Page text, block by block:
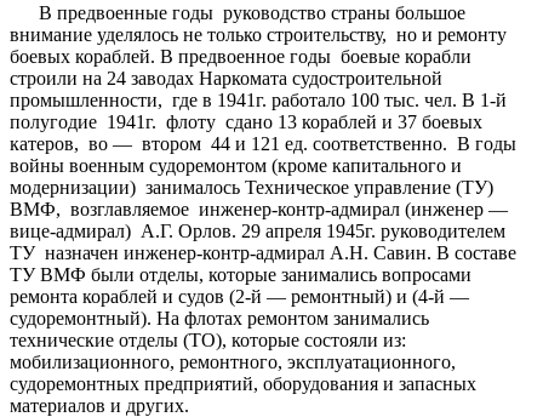
В предвоенные годы руководство страны большое
внимание уделялось не только строительству, но и ремонту
боевых кораблей. В предвоенное годы боевые корабли
строили на 24 заводах Наркомата судостроительной
промышленности, где в 1941г. работало 100 тыс. чел. В 1-й
полугодие 1941г. флоту сдано 13 кораблей и 37 боевых
катеров, во — втором 44 и 121 ед. соответственно. В годы
войны военным судоремонтом (кроме капитального и
модернизации) занималось Техническое управление (ТУ)
ВМФ, возглавляемое инженер-контр-адмирал (инженер —
вице-адмирал) А.Г. Орлов. 29 апреля 1945г. руководителем
ТУ назначен инженер-контр-адмирал А.Н. Савин. В составе
ТУ ВМФ были отделы, которые занимались вопросами
ремонта кораблей и судов (2-й — ремонтный) и (4-й —
судоремонтный). На флотах ремонтом занимались
технические отделы (ТО), которые состояли из:
мобилизационного, ремонтного, эксплуатационного,
судоремонтных предприятий, оборудования и запасных
материалов и других.